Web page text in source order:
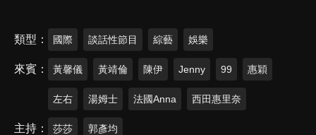
類型 國際 談話性節目 綜藝 娛樂
來賓 黃馨儀 黃靖倫 陳伊 Jenny 99 惠穎
左右 湯姆士 法國Anna 西田惠里奈
主持 莎莎 郭彥均